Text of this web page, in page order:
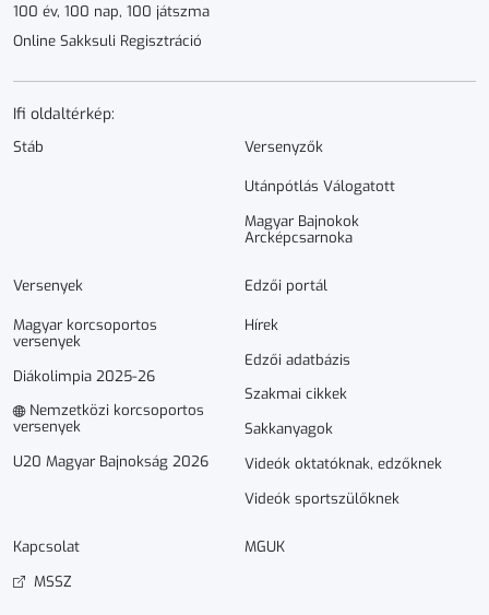
100 év, 100 nap, 100 játszma
Online Sakksuli Regisztráció
Ifi oldaltérkép:
Stáb Versenyzők
Utánpótlás Válogatott
Magyar Bajnokok
Arcképcsarnoka
Versenyek
Magyar korcsoportos
versenyek
Diákolimpia 2025-26
Nemzetközi korcsoportos
versenyek
U20 Magyar Bajnokság 2026
Edzői portál
Hírek
Edzői adatbázis
Szakmai cikkek
Sakkanyagok
Videók oktatóknak, edzőknek
Videók sportszülőknek
Kapcsolat
MGUK
MSSZ